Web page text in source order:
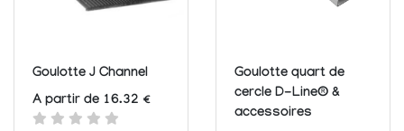
Goulotte J Channel
A partir de 16.32 €
Goulotte quart de
cercle D-Line® &
accessoires